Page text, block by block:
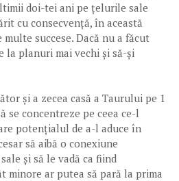
doi-tei ani pe țelurile sale
cu consecvență, în această
multe succese. Dacă nu a făcut
la planuri mai vechi și să-și
și a zecea casă a Taurului pe 1
se concentreze pe ceea ce-l
potențialul de a-l aduce în
să aibă o conexiune
și să le vadă ca fiind
minore ar putea să pară la prima